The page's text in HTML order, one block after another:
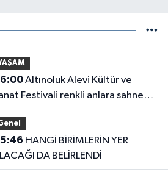
Altınoluk Alevi Kültür ve
Festivali renkli anlara sahne
DA BELİRLENDİ